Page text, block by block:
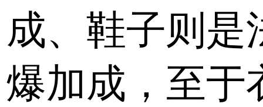
成、鞋子则是
爆加成，至于